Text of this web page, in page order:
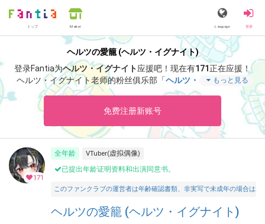
トップ Market Language 登录
ヘルツの愛籠 (ヘルツ・イグナイト)
登录Fantia为ヘルツ・イグナイト应援吧！ 现在有171正在应援！
ヘルツ・イグナイト老师的粉丝俱乐部「ヘルツ・イグナイト」
里，能够阅览「３０００応援コース「カレンダーオリジナル画
像」「活動支援お礼ボイス」2026年7月
もっと見る
免费注册新账号
171
全年龄
VTuber(虚拟偶像)
已提出年龄证明资料和出演同意书。
このファンクラブの運営者は年齢確認書類、非実写で未成年の場合は
ヘルツの愛籠 (ヘルツ・イグナイト)